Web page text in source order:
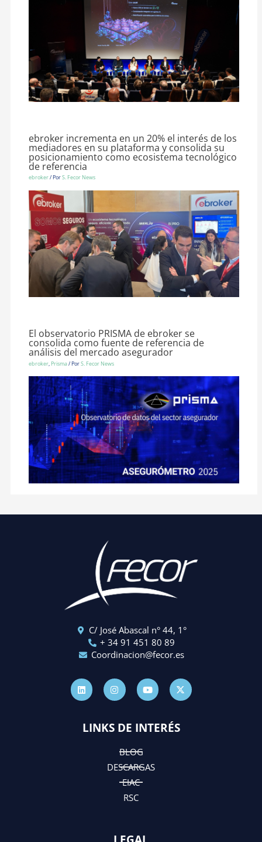
ebroker incrementa en un 20% el interés de los
mediadores en su plataforma y consolida su
posicionamiento como ecosistema tecnológico
de referencia
ebroker/ PorS. Fecor News
El observatorio PRISMA de ebroker se
consolida como fuente de referencia de
análisis del mercado asegurador
ebroker, Prisma/ PorS. Fecor News
C/ José Abascal n° 44, 1°
+ 34 91 451 80 89
Coordinacion@fecor.es
L
i
n
k
I
n
s
t
r
m
Y
o
u
t
e
X
-
t
w
t
LINKS DE INTERÉS
BLOG
DESCARGAS
EIAC
RSC